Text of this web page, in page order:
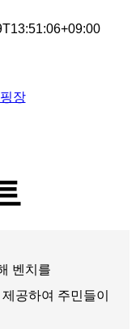
장
벤치를
공하여 주민들이